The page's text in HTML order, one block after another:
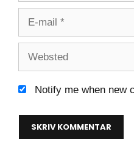
Notify me when new